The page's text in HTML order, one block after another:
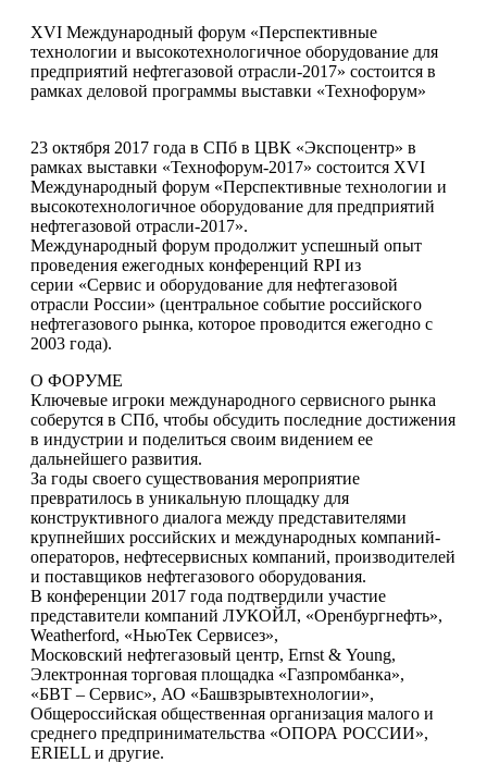
XVI Международный форум «Перспективные
технологии и высокотехнологичное оборудование для
предприятий нефтегазовой отрасли-2017» состоится в
рамках деловой программы выставки «Технофорум»
23 октября 2017 года в СПб в ЦВК «Экспоцентр» в
рамках выставки «Технофорум-2017» состоится XVI
Международный форум «Перспективные технологии и
высокотехнологичное оборудование для предприятий
нефтегазовой отрасли-2017».
Международный форум продолжит успешный опыт
проведения ежегодных конференций RPI из
серии «Сервис и оборудование для нефтегазовой
отрасли России» (центральное событие российского
нефтегазового рынка, которое проводится ежегодно с
2003 года).
О ФОРУМЕ
Ключевые игроки международного сервисного рынка
соберутся в СПб, чтобы обсудить последние достижения
в индустрии и поделиться своим видением ее
дальнейшего развития.
За годы своего существования мероприятие
превратилось в уникальную площадку для
конструктивного диалога между представителями
крупнейших российских и международных компаний-
операторов, нефтесервисных компаний, производителей
и поставщиков нефтегазового оборудования.
В конференции 2017 года подтвердили участие
представители компаний ЛУКОЙЛ, «Оренбургнефть»,
Weatherford, «НьюТек Сервисез»,
Московский нефтегазовый центр, Ernst & Young,
Электронная торговая площадка «Газпромбанка»,
«БВТ – Сервис», АО «Башвзрывтехнологии»,
Общероссийская общественная организация малого и
среднего предпринимательства «ОПОРА РОССИИ»,
ERIELL и другие.